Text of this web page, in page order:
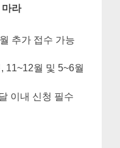
마라
추가 접수 가능
11~12월 및 5~6월
이내 신청 필수